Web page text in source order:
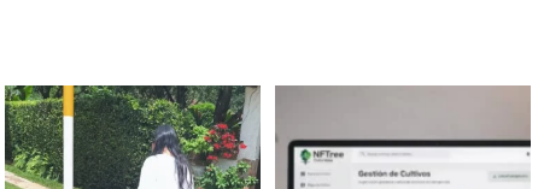
La domestica monstruos
3000
5 0
me rasgaba las...
7 0